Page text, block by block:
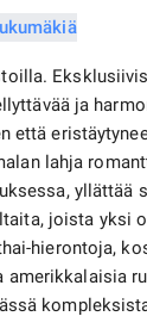
ja
että
lahja
yllättää
joista yksi
hierontoja,
amerikkalaisia